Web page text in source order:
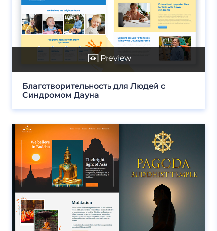
Preview
Благотворительность для Людей с
Синдромом Дауна